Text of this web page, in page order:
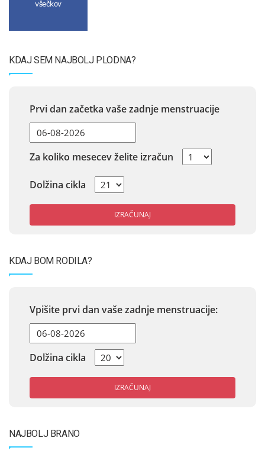
všečkov
KDAJ SEM NAJBOLJ PLODNA?
Prvi dan začetka vaše zadnje menstruacije
Za koliko mesecev želite izračun
Dolžina cikla
IZRAČUNAJ
KDAJ BOM RODILA?
Vpišite prvi dan vaše zadnje menstruacije:
Dolžina cikla
IZRAČUNAJ
NAJBOLJ BRANO